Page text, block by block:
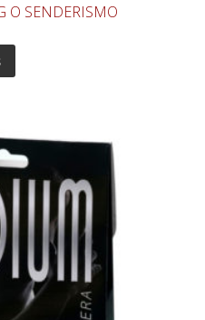
O SENDERISMO